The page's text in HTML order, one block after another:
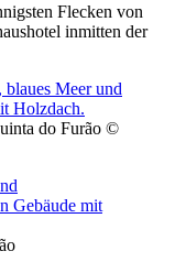
Flecken von
inmitten der
do Furão ©